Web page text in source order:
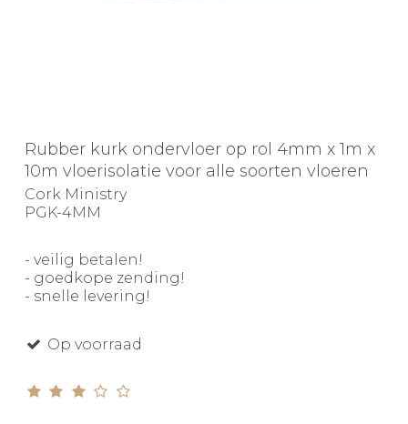
Rubber kurk ondervloer op rol 4mm x 1m x
10m vloerisolatie voor alle soorten vloeren
Cork Ministry
PGK-4MM
- veilig betalen!
- goedkope zending!
- snelle levering!
Op voorraad